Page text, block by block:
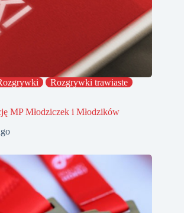
Rozgrywki trawiaste
MP Młodziczek i Młodzików